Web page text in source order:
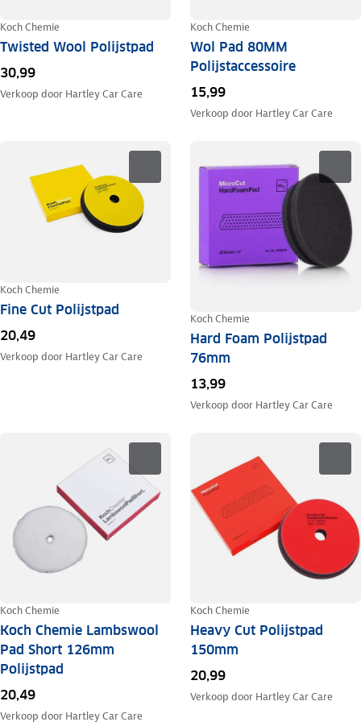
Koch Chemie
Twisted Wool Polijstpad
30,99
Verkoop door Hartley Car Care
Koch Chemie
Wol Pad 80MM
Polijstaccessoire
15,99
Verkoop door Hartley Car Care
Koch Chemie
Fine Cut Polijstpad
20,49
Verkoop door Hartley Car Care
Koch Chemie
Hard Foam Polijstpad
76mm
13,99
Verkoop door Hartley Car Care
Koch Chemie
Koch Chemie Lambswool
Pad Short 126mm
Polijstpad
20,49
Verkoop door Hartley Car Care
Koch Chemie
Heavy Cut Polijstpad
150mm
20,99
Verkoop door Hartley Car Care